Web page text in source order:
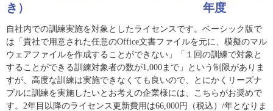
き）
年度
自社内での訓練実施を対象としたライセンスです。ベーシック版で
は「貴社で用意された任意のOffice文書ファイルを元に、模擬のマル
ウェアファイルを作成することができない」「１回の訓練で対象と
することができる訓練対象者の数が1,000まで」という制限がありま
すが、高度な訓練は実施できなくても良いので、とにかくリーズナ
ブルに訓練を実施したいとお考えの企業様には、こちらがお奨めで
す。2年目以降のライセンス更新費用は66,000円（税込）/年となりま